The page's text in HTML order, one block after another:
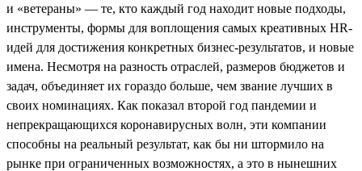
и «ветераны» — те, кто каждый год находит новые подходы,
инструменты, формы для воплощения самых креативных HR-
идей для достижения конкретных бизнес-результатов, и новые
имена. Несмотря на разность отраслей, размеров бюджетов и
задач, объединяет их гораздо больше, чем звание лучших в
своих номинациях. Как показал второй год пандемии и
непрекращающихся коронавирусных волн, эти компании
способны на реальный результат, как бы ни штормило на
рынке при ограниченных возможностях, а это в нынешних